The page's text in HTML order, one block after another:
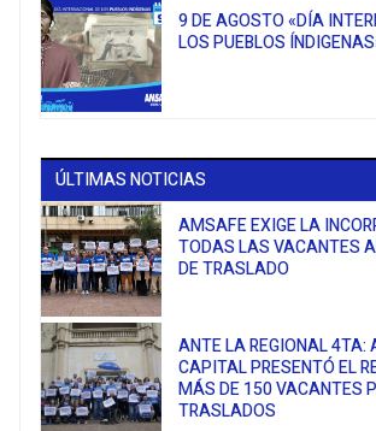
9 DE AGOSTO «DÍA
LOS PUEBLOS
ÚLTIMAS NOTICIAS
AMSAFE EXIGE LA
TODAS LAS VACANTES
DE TRASLADO
ANTE LA REGIONAL 4TA:
CAPITAL PRESENTÓ EL
MÁS DE 150 VACANTES
TRASLADOS